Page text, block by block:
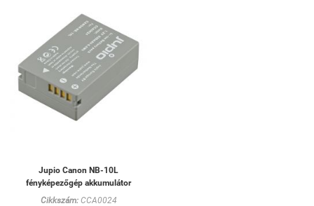
Jupio Canon NB-10L
fényképezőgép akkumulátor
Cikkszám:CCA0024